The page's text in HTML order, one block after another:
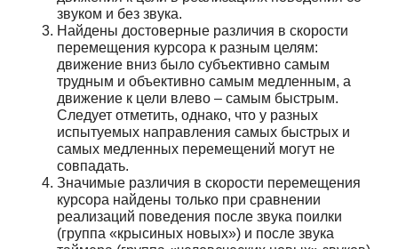
звуком и без звука.
Найдены достоверные различия в скорости
перемещения курсора к разным целям:
движение вниз было субъективно самым
трудным и объективно самым медленным, а
движение к цели влево – самым быстрым.
Следует отметить, однако, что у разных
испытуемых направления самых быстрых и
самых медленных перемещений могут не
совпадать.
Значимые различия в скорости перемещения
курсора найдены только при сравнении
реализаций поведения после звука поилки
(группа «крысиных новых») и после звука